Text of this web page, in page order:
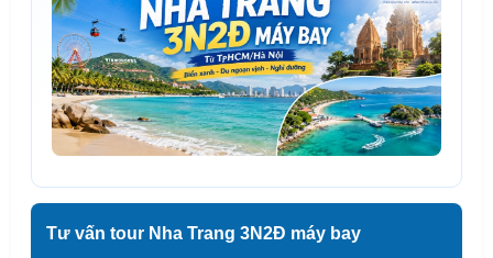
Tư vấn tour Nha Trang 3N2Đ máy bay